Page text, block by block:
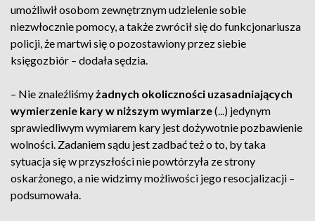
umożliwił osobom zewnętrznym udzielenie sobie
niezwłocznie pomocy, a także zwrócił się do funkcjonariusza
policji, że martwi się o pozostawiony przez siebie
księgozbiór – dodała sędzia.
– Nie znaleźliśmyżadnych okoliczności uzasadniających
wymierzenie kary w niższym wymiarze(...) jedynym
sprawiedliwym wymiarem kary jest dożywotnie pozbawienie
wolności. Zadaniem sądu jest zadbać też o to, by taka
sytuacja się w przyszłości nie powtórzyła ze strony
oskarżonego, a nie widzimy możliwości jego resocjalizacji –
podsumowała.